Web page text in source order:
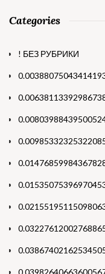
Categories
! БЕЗ РУБРИКИ